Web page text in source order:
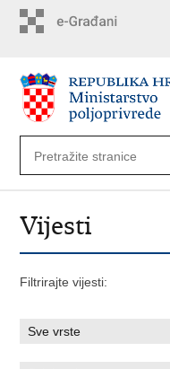
Vijesti
Filtrirajte vijesti: